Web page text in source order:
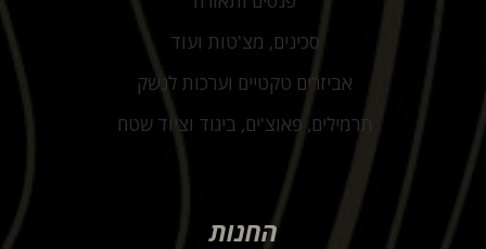
סכינים, מצ'טות ועוד
אביזרים טקטיים וערכות לנשק
תרמילים, פאוצ'ים, ביגוד וציוד שטח
החנות